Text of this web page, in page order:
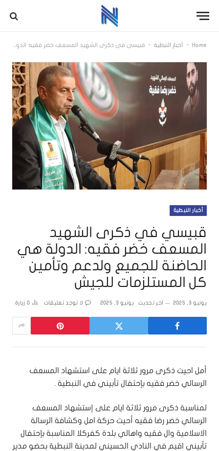
Home
- أخبار النبطية - قبيسي في ذكرى الشهيد المسعف خضر فقيه: الدولة هي الحاضنة للجميع ولدعم وتأمين كل المستلزمات للجيش
أخبار النبطية
قبيسي في ذكرى الشهيد
المسعف خضر فقيه: الدولة هي
الحاضنة للجميع ولدعم وتأمين
كل المستلزمات للجيش
يونيو 3, 2025 آخر تحديث: يونيو 3, 2025 لا توجد تعليقات 0 زيارة
أمل احيت ذكرى مرور ثلاثة ايام على استشهاد المسعف
الرسالي خضر فقيه بإحتفال تأبيني في النبطية .
لمناسبة ذكرى مرور ثلاثة ايام على إستشهاد المسعف
الرسالي خضر رضا فقيه أحيت حركة امل وكشافة الرسالة
الاسلامية وال فقيه واهالي بلدة كفركلا المناسبة بإحتفال
تأبيني اقيم في النادي الحسيني لمدينة النبطية بحضو مدير